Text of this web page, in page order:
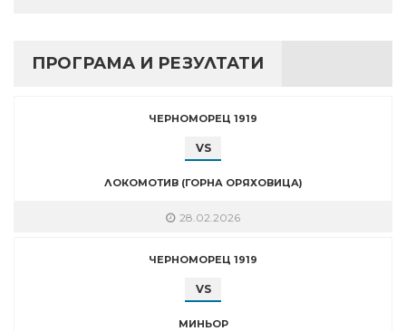
ПРОГРАМА И РЕЗУЛТАТИ
ЧЕРНОМОРЕЦ 1919
VS
ЛОКОМОТИВ (ГОРНА ОРЯХОВИЦА)
28.02.2026
ЧЕРНОМОРЕЦ 1919
VS
МИНЬОР